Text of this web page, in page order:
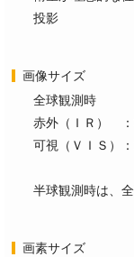
投影
画像サイズ
全球観測時
赤外（ＩＲ）
可視（ＶＩＳ）
半球観測時は、
画素サイズ